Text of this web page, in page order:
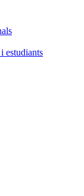
estudiants